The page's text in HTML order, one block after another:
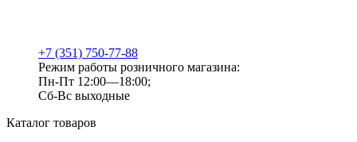
+7 (351) 750-77-88
Режим работы розничного магазина:
Пн-Пт 12:00—18:00;
Сб-Вс выходные
Каталог товаров